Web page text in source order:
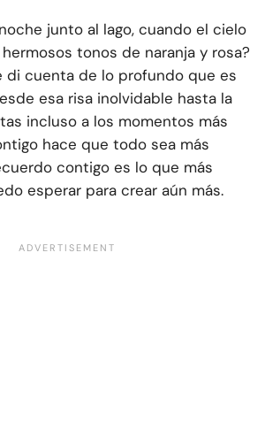
junto al lago, cuando el cielo
tonos de naranja y rosa?
di cuenta de lo profundo que es
esa risa inolvidable hasta la
incluso a los momentos más
hace que todo sea más
contigo es lo que más
esperar para crear aún más.